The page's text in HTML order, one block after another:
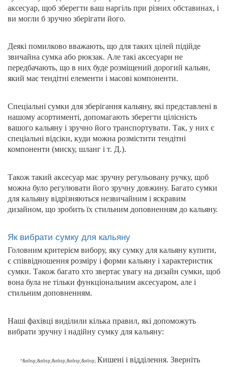
аксесуар, щоб зберегти ваш наргіль при різних обставинах, і
ви могли б зручно зберігати його.
Деякі помилково вважають, що для таких цілей підійде
звичайна сумка або рюкзак. Але такі аксесуари не
передбачають, що в них буде розміщений дорогий кальян,
який має тендітні елементи і масові компоненти.
Спеціальні сумки для зберігання кальяну, які представлені в
нашому асортименті, допомагають зберегти цілісність
вашого кальяну і зручно його транспортувати. Так, у них є
спеціальні відсіки, куди можна розмістити тендітні
компоненти (миску, шланг і т. Д.).
Також такий аксесуар має зручну регульовану ручку, щоб
можна було регулювати його зручну довжину. Багато сумки
для кальяну відрізняються незвичайним і яскравим
дизайном, що зробить їх стильним доповненням до кальяну.
Як вибрати сумку для кальяну
Головним критерієм вибору, яку сумку для кальяну купити,
є співвідношення розміру і форми кальяну і характеристик
сумки. Також багато хто звертає увагу на дизайн сумки, щоб
вона була не тільки функціональним аксесуаром, але і
стильним доповненням.
Наші фахівці виділили кілька правил, які допоможуть
вибрати зручну і надійну сумку для кальяну:
·&nbsp;&nbsp;&nbsp;&nbsp;&nbsp; Кишені і відділення. Зверніть